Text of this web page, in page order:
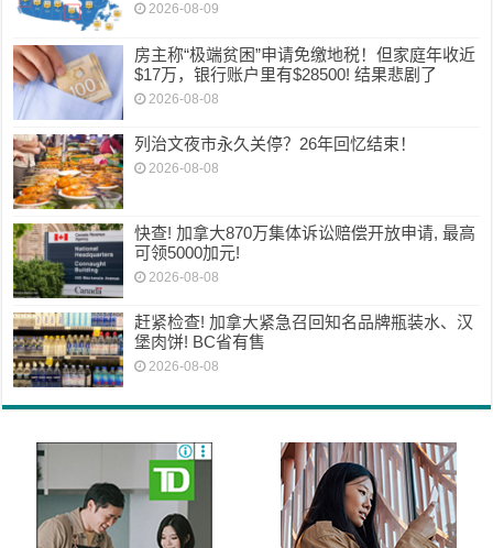
2026-08-09
房主称“极端贫困”申请免缴地税！但家庭年收近
$17万，银行账户里有$28500! 结果悲剧了
2026-08-08
列治文夜市永久关停？26年回忆结束！
2026-08-08
快查! 加拿大870万集体诉讼赔偿开放申请, 最高
可领5000加元!
2026-08-08
赶紧检查! 加拿大紧急召回知名品牌瓶装水、汉
堡肉饼! BC省有售
2026-08-08